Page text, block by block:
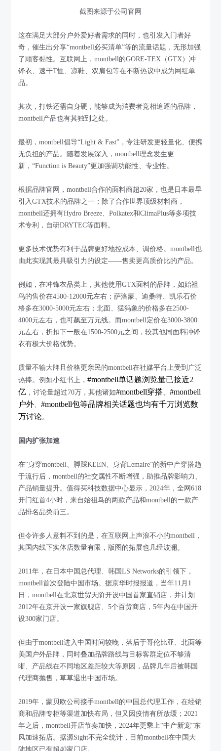
截图来源于公司官网
这在满足大部分户外爱好者需求的同时，也引发入门者好
奇，催生出分享“montbell必买清单”等的流量话题，无形加强
了顾客黏性。互联网上，montbell的GORE-TEX（GTX）冲
锋衣、速干T恤、凉鞋、双肩包等在不断热议中成为网红单
品。
其次，打铁还需自身硬，能够成为消费者竞相追逐的品牌，
montbell产品也有其独到之处。
最初，montbell倡导“Light & Fast”，专注研发更轻量化、便携
无负担的产品。随着发展深入，montbell理念发生更
新，“Function is Beauty”更加强调功能性、专业性。
根据品牌官网，montbell合作的面料商超20家，也是日本最早
引入GTX技术的品牌之一；除了合作世界顶级材料商，
montbell还拥有Hydro Breeze、Polkatex和ClimaPlus等多项技
术专利，自研DRYTEC等面料。
更多技术优势有利于品牌更好地控成本、调价格。montbell也
由此实现其最具吸引力的设定——售卖更高质价比的产品。
例如，在冲锋衣品类上，其他使用GTX面料的品牌，如始祖
鸟的售价在4500-12000元左右；萨洛蒙、迪桑特、凯乐石价
格多在3000-5000元左右；北面、猛犸象的价格多在2500-
4000元左右，也可飙至万元线。而montbell定价在3000-3800
元左右，折扣下一般在1500-2500元之间，较其他同面料冲锋
衣有极大价格优势。
质量不输大牌且价格更亲民的montbell在社媒平台上受到广泛
热捧。例如小红书上，#montbell单话题浏览量已接近2
亿 ，讨论量超过70万，其他诸如#montbell穿搭、#montbell
户外、#montbell包等品牌相关话题也均有千万浏览数
万讨论。
国内扩张加速
在“身穿montbell、脚踩KEEN、身背Lemaire”的新中产穿搭趋
于流行后，montbell的社交属性不断增强，助推品牌影响力、
产品销量提升。值得买科技数据中心显示，2024年，全网618
开门红首4小时，来自始祖鸟的两款产品和montbell的一款产
品排名品类前三。
但令许多人意料不到的是，在互联网上声浪不小的montbell，
其国内线下实体店数量有限，版图的拓展也几经波澜。
2011年，在日本中国总代理、韩国LS Networks的引领下，
montbell首次登陆中国市场。据京华时报报道，当年11月1
日，montbell在北京世贸天阶开设中国首家直销店，并计划
2012年在京开设一家旗舰店、5个百货商店，5年内在中国开
设300家门店。
但由于montbell进入中国时间较晚，落后于哥伦比亚、北面等
美国户外品牌，同时叠加品牌路线与目标客群定位不够清
晰、产品线在不同地区差距较大等原因，品牌几年后被韩国
代理商抛售，草草退出中国市场。
2019年，蒙贝欧公司接手montbell的中国总代理工作，在经销
商和品牌专柜等渠道加快布局，但又因疫情有所放缓；2021
年之后，montbell开店节奏加快，2024年更乘上“中产新宠”东
风加速拓店。据源Sight不完全统计，目前montbell在中国大
陆地区已有超40家门店。